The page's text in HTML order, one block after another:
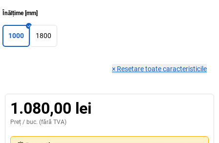
Înălțime[mm]
1000 1800
× Resetare toate caracteristicile
1.080,00 lei
Preț / buc. (fără TVA)